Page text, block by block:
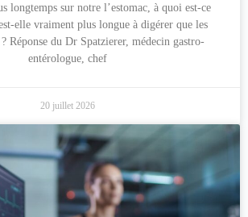
longtemps sur notre l’estomac, à quoi est-ce
elle vraiment plus longue à digérer que les
Réponse du Dr Spatzierer, médecin gastro-
entérologue, chef
20 juillet 2026